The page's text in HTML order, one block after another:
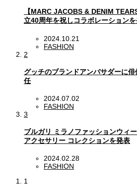
【MARC JACOBS & DENIM
立40周年を祝しコラボレーション
2024.10.21
FASHION
2
グッチのブランドアンバサダーに
任
2024.07.02
FASHION
3
ブルガリ ミラノファッションウィ
アクセサリー コレクションを発表
2024.02.28
FASHION
1